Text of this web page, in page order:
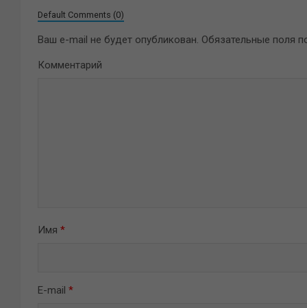
Default Comments (0)
Ваш e-mail не будет опубликован. Обязательные поля
Комментарий
Имя *
E-mail *